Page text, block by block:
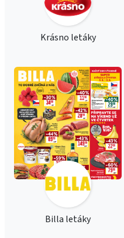
Krásno letáky
Billa letáky